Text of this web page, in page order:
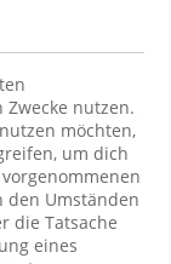
nutzen.
möchten,
um dich
den Umständen
die Tatsache
eines